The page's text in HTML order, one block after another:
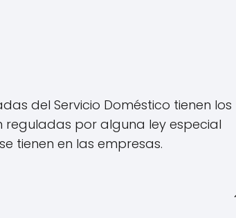
del Servicio Doméstico tienen los
reguladas por alguna ley especial
tienen en las empresas.